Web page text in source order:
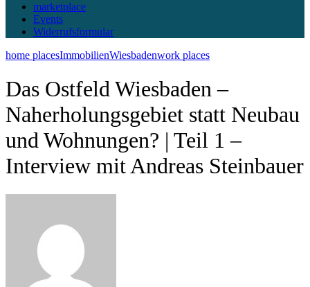
marketplace
Events
Widerrufsformular
home placesImmobilienWiesbadenwork places
Das Ostfeld Wiesbaden –
Naherholungsgebiet statt Neubau
und Wohnungen? | Teil 1 –
Interview mit Andreas Steinbauer